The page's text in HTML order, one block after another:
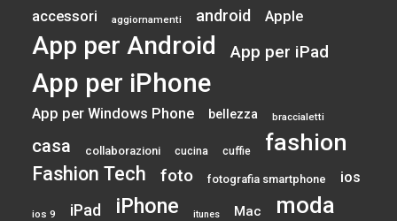
accessori aggiornamenti android Apple
App per Android App per iPad
App per iPhone
App per Windows Phone bellezza braccialetti
casa collaborazioni cucina cuffie fashion
Fashion Tech foto fotografia smartphone ios
ios 9 iPad iPhone itunes Mac moda